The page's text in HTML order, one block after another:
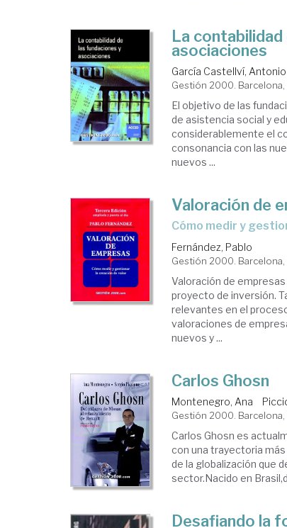
La
asociaciones
García Castellví, Antonio
Gestión 2000.
El objetivo de las
de asistencia social y
considerablemente el
consonancia con las
nuevos ...
Valoración de
cómo medir y
Fernández, Pablo
Gestión 2000.
Valoración de
proyecto de inversión.
relevantes en el
valoraciones de
nuevos y ...
Carlos Ghosn
Montenegro, Ana
Gestión 2000.
Carlos Ghosn es
con una trayectoria
de la globalización que
sector.Nacido en
Desafiando la